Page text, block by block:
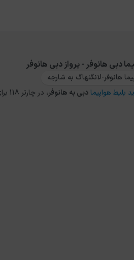
دبی هانوفر - پرواز دبی هانوفر
هانوفر-لانگنهاگ به شارجه
بلیط هواپیما دبیبه هانوفر، در چارتر 118 برای مقاصد دیگر داخلی و خارجی نیز می توانید از طریق